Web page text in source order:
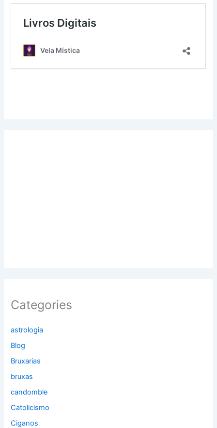
Categories
astrologia
Blog
Bruxarias
bruxas
candomble
Catolicismo
Ciganos